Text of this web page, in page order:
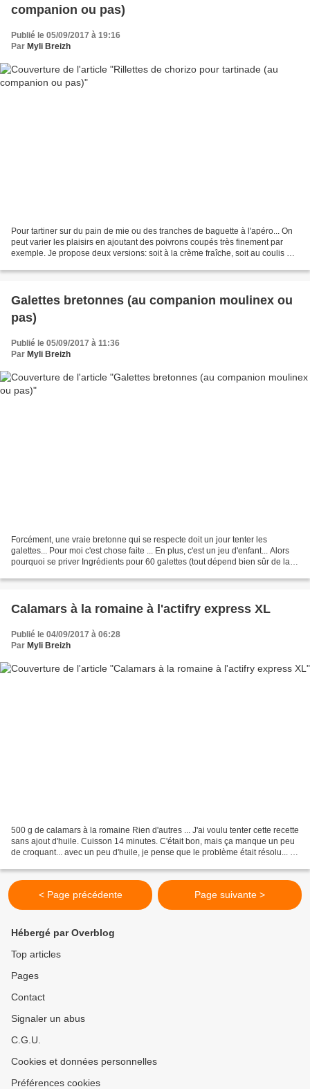
companion ou pas)
Publié le 05/09/2017 à 19:16
Par Myli Breizh
Pour tartiner sur du pain de mie ou des tranches de baguette à l'apéro... On
peut varier les plaisirs en ajoutant des poivrons coupés très finement par
exemple. Je propose deux versions: soit à la crème fraîche, soit au coulis de
Galettes bretonnes (au companion moulinex ou
pas)
Publié le 05/09/2017 à 11:36
Par Myli Breizh
Forcément, une vraie bretonne qui se respecte doit un jour tenter les
galettes... Pour moi c'est chose faite ... En plus, c'est un jeu d'enfant... Alors
pourquoi se priver Ingrédients pour 60 galettes (tout dépend bien sûr de la
Calamars à la romaine à l'actifry express XL
Publié le 04/09/2017 à 06:28
Par Myli Breizh
500 g de calamars à la romaine Rien d'autres ... J'ai voulu tenter cette recette
sans ajout d'huile. Cuisson 14 minutes. C'était bon, mais ça manque un peu
de croquant... avec un peu d'huile, je pense que le problème était résolu... à
< Page précédente Page suivante >
Hébergé par Overblog
Top articles
Pages
Contact
Signaler un abus
C.G.U.
Cookies et données personnelles
Préférences cookies